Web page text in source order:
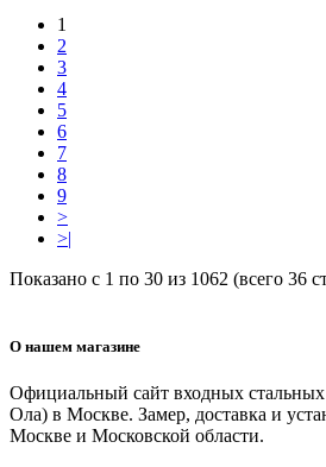
1
2
3
4
5
6
7
8
9
>
>|
Показано с 1 по 30 из 1062 (всего 36
О нашем магазине
Официальный сайт входных
Ола) в Москве. Замер, доставка и
Москве и Московской области.